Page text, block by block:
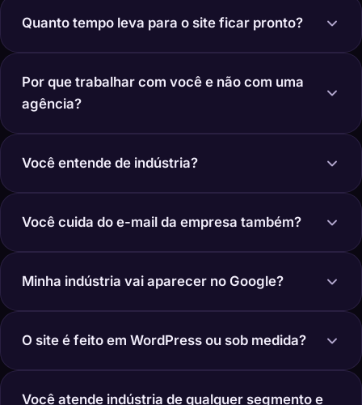
Quanto tempo leva para o site ficar pronto?
Por que trabalhar com você e não com uma
agência?
Você entende de indústria?
Você cuida do e-mail da empresa também?
Minha indústria vai aparecer no Google?
O site é feito em WordPress ou sob medida?
Você atende indústria de qualquer segmento e